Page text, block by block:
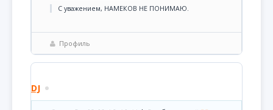
С уважением, НАМЕКОВ НЕ ПОНИМАЮ.
Профиль
DJ